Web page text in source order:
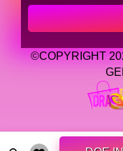
©COPYRIGHT